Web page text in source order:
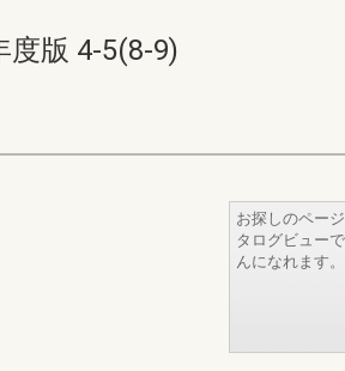
版 4-5(8-9)
お探しのペー
タログビュー
んになれます。